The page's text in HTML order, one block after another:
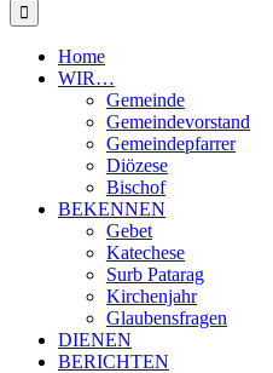
Home
WIR…
Gemeinde
Gemeindevorstand
Gemeindepfarrer
Diözese
Bischof
BEKENNEN
Gebet
Katechese
Surb Patarag
Kirchenjahr
Glaubensfragen
DIENEN
BERICHTEN